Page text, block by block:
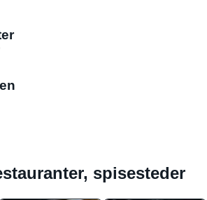
spisesteder